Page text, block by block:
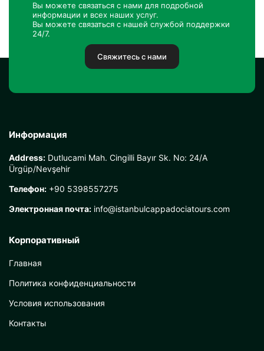
Вы можете связаться с нами для подробной
информации и всех наших услуг.
Вы можете связаться с нашей службой поддержки
24/7.
Свяжитесь с нами
Информация
Address: Dutlucami Mah. Cingilli Bayır Sk. No: 24/A
Ürgüp/Nevşehir
Телефон: +90 5398557275
Электронная почта: info@istanbulcappadociatours.com
Корпоративный
Главная
Политика конфиденциальности
Условия использования
Контакты